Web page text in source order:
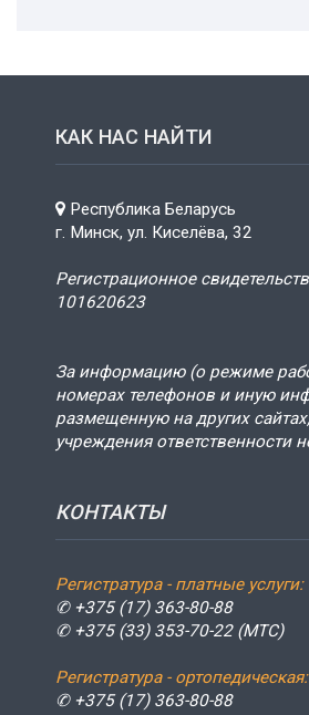
КАК НАС НАЙТИ
Республика Беларусь
г. Минск, ул. Киселёва, 32
Регистрационное
101620623
За информацию (о режиме
номерах телефонов и иную
размещенную на других
учреждения ответственности
КОНТАКТЫ
Регистратура - платные услуги:
✆ +375 (17) 363-80-88
✆ +375 (33) 353-70-22 (МТС)
Регистратура - ортопедическая:
✆ +375 (17) 363-80-88